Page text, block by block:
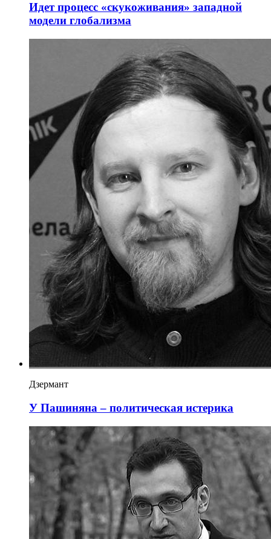
Идет процесс «скукоживания» западной
модели глобализма
Дзермант
У Пашиняна – политическая истерика